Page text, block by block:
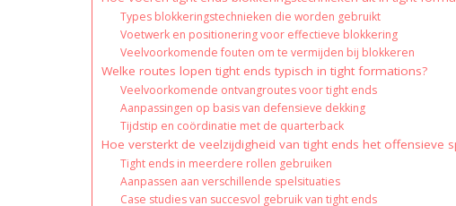
Types blokkeringstechnieken die worden gebruikt
Voetwerk en positionering voor effectieve blokkering
Veelvoorkomende fouten om te vermijden bij blokkeren
Welke routes lopen tight ends typisch in tight formations?
Veelvoorkomende ontvangroutes voor tight ends
Aanpassingen op basis van defensieve dekking
Tijdstip en coördinatie met de quarterback
Hoe versterkt de veelzijdigheid van tight ends het offensieve
Tight ends in meerdere rollen gebruiken
Aanpassen aan verschillende spelsituaties
Case studies van succesvol gebruik van tight ends